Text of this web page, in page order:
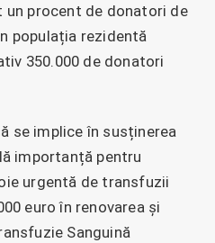
un procent de donatori de
populația rezidentă
350.000 de donatori
se implice în susținerea
importanță pentru
urgentă de transfuzii
euro în renovarea și
Sanguină